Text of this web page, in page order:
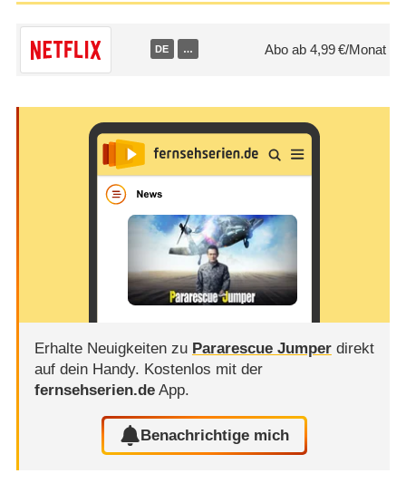
DE … Abo ab 4,99 €/Monat
Erhalte Neuigkeiten zu Pararescue Jumperdirekt
auf dein Handy. Kostenlos mit der
fernsehserien.deApp.
Benachrichtige mich